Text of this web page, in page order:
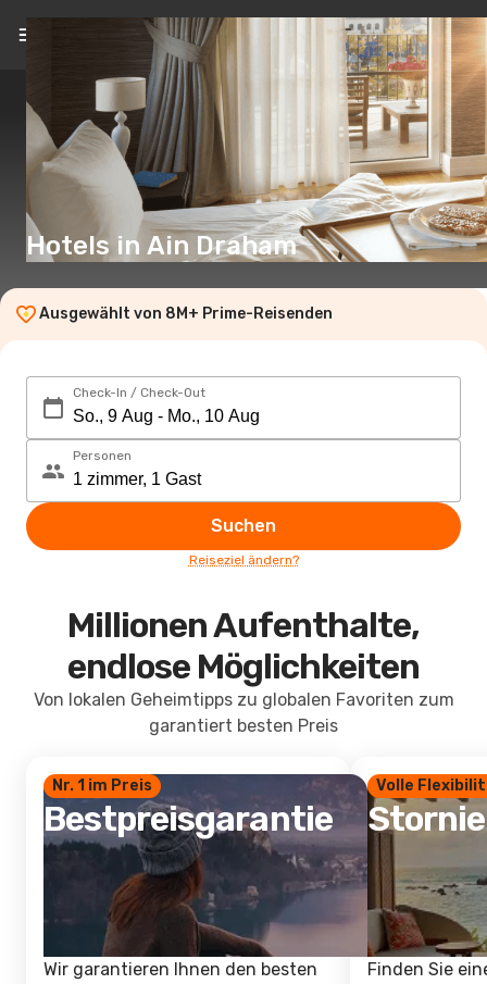
DE(€)
Hotels in Ain Draham
Ausgewählt von 8M+ Prime-Reisenden
Check-In / Check-Out
Personen
Suchen
Reiseziel ändern?
Millionen Aufenthalte,
endlose Möglichkeiten
Von lokalen Geheimtipps zu globalen Favoriten zum
garantiert besten Preis
Nr. 1 im Preis
Bestpreisgarantie
Wir garantieren Ihnen den besten
Volle
Finden Sie